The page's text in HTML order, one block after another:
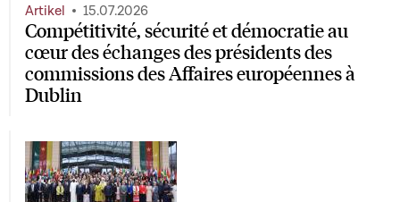
Compétitivité, sécurité et démocratie au
cœur des échanges des présidents des
commissions des Affaires européennes à
Dublin
Artikel 15.07.2026